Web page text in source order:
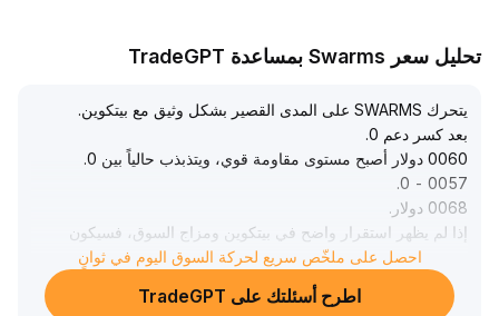
تحليل سعر Swarms بمساعدة TradeGPT
يتحرك SWARMS على المدى القصير بشكل وثيق مع بيتكوين
.
بعد كسر دعم 0
.
0060 دولار أصبح مستوى مقاومة قوي، ويتذبذب حالياً بين 0
.
0057 - 0
.
0068 دولار
.
إذا لم يظهر استقرار واضح في بيتكوين ومزاج السوق، فسيكون
الزخم الصعودي محدوداً.
ينصح بمراقبة استمرارية الارتداد فوق 0
0060 دولار وتغيرات حجم التداول؛ أما على المدى المتوسط
احصل على ملخّص سريع لحركة السوق اليوم في ثوانٍ
اطرح أسئلتك على TradeGPT